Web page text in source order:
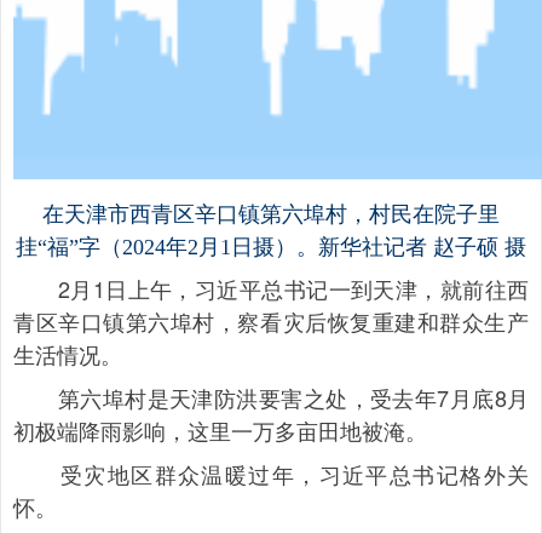
在天津市西青区辛口镇第六埠村，村民在院子里
挂“福”字（2024年2月1日摄）。新华社记者 赵子硕 摄
2月1日上午，习近平总书记一到天津，就前往西
青区辛口镇第六埠村，察看灾后恢复重建和群众生产
生活情况。
第六埠村是天津防洪要害之处，受去年7月底8月
初极端降雨影响，这里一万多亩田地被淹。
受灾地区群众温暖过年，习近平总书记格外关
怀。